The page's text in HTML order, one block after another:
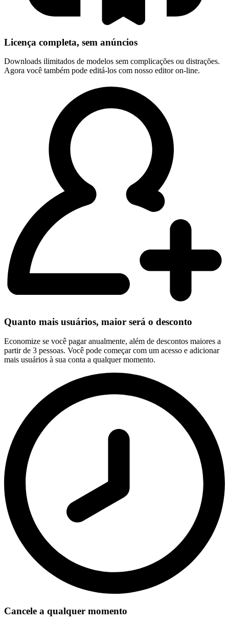
Licença completa, sem anúncios
Downloads ilimitados de modelos sem complicações ou distrações.
Agora você também pode editá-los com nosso editor on-line.
Quanto mais usuários, maior será o desconto
Economize se você pagar anualmente, além de descontos maiores a
partir de 3 pessoas. Você pode começar com um acesso e adicionar
mais usuários à sua conta a qualquer momento.
Cancele a qualquer momento